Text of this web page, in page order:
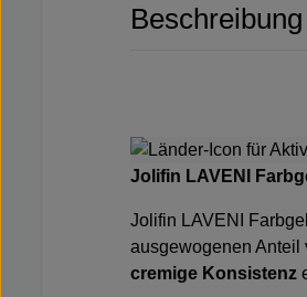
Beschreibung
Jolifin LAVENI
Jolifin LAVENI
ausgewogenen Anteil
cremige Konsistenz